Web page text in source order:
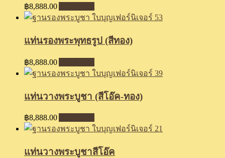
฿8,888.00
แท่นรองพระพุทธรูป (สีทอง)
฿8,888.00
แท่นวางพระบูชา (สีโอ๊ค-ทอง)
฿8,888.00
แท่นวางพระบูชาสีโอ๊ค